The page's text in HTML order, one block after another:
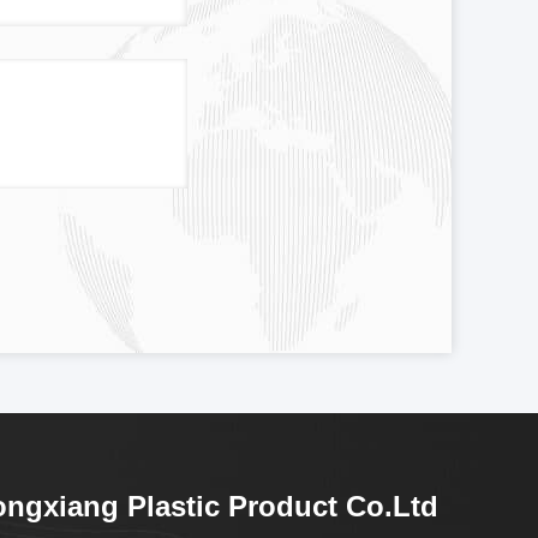
Plastic Product Co.Ltd